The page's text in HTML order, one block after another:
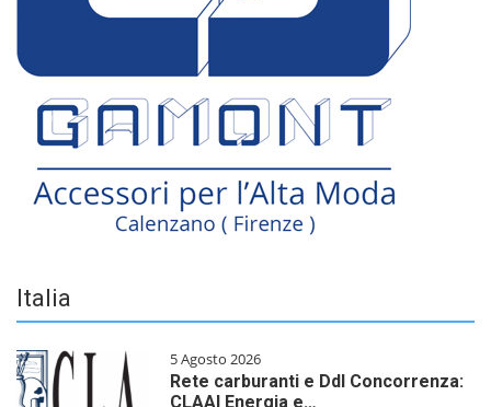
Italia
5 Agosto 2026
Rete carburanti e Ddl Concorrenza:
CLAAI Energia e…